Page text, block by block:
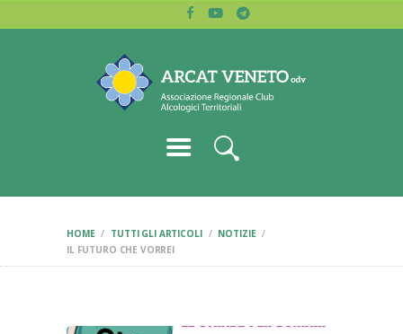
HOME TUTTI GLI ARTICOLI
NOTIZIE
IL FUTURO CHE VORREI
Associazione regionale dei club alcologici
CHI SIAMO
BLOG
LETTURE
CERCA CLUB